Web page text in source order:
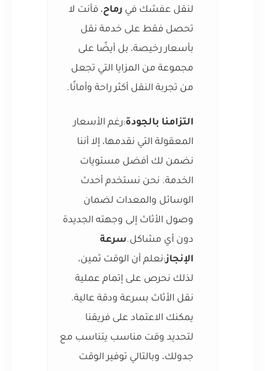
لنقل عفشك في رماح، فأنت لا
تحصل فقط على خدمة نقل
بأسعار رخيصة، بل أيضًا على
مجموعة من المزايا التي تجعل
من تجربة النقل أكثر راحة وأمانًا.
التزامنا بالجودة:رغم الأسعار
المعقولة التي نقدمها، إلا أننا
نضمن لك أفضل مستويات
الخدمة. نحن نستخدم أحدث
الوسائل والمعدات لضمان
وصول الأثاث إلى وجهته الجديدة
دون أي مشاكل.سرعة
الإنجاز:نعلم أن الوقت ثمين،
لذلك نحرص على إتمام عملية
نقل الأثاث بسرعة ودقة عالية.
يمكنك الاعتماد على فريقنا
لتحديد وقت مناسب يتناسب مع
جدولك، وبالتالي توفير الوقت